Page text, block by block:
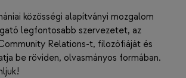
közösségi alapítványi mozgalom
legfontosabb szervezetet, az
Relations-t, filozófiáját és
be röviden, olvasmányos formában.